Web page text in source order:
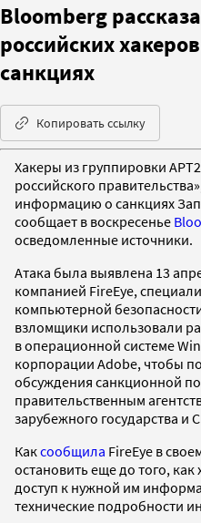
Bloomberg
российских
санкциях
Копировать ссылку
Хакеры из группировки
российского
информацию о санкциях
сообщает в воскресенье
осведомленные источники.
Атака была выявлена 13
компанией FireEye,
компьютерной
взломщики использовали
в операционной системе
корпорации Adobe, чтобы
обсуждения санкционной
правительственным
зарубежного государства и
Каксообщила FireEye в
остановить еще до того,
доступ к нужной им
технические подробности